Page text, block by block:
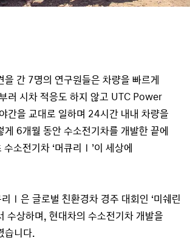
을 간 7명의 연구원들은 차량을 빠르게
러 시차 적응도 하지 않고 UTC Power
간을 교대로 일하며 24시간 내내 차량을
게 6개월 동안 수소전기차를 개발한 끝에
소전기차 ‘머큐리Ⅰ’이 세상에
Ⅰ은 글로벌 친환경차 경주 대회인 ‘미쉐린
수상하며, 현대차의 수소전기차 개발을
습니다.